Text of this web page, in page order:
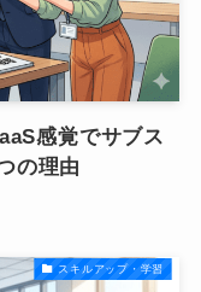
感覚でサブス
の理由
スキルアップ・学習